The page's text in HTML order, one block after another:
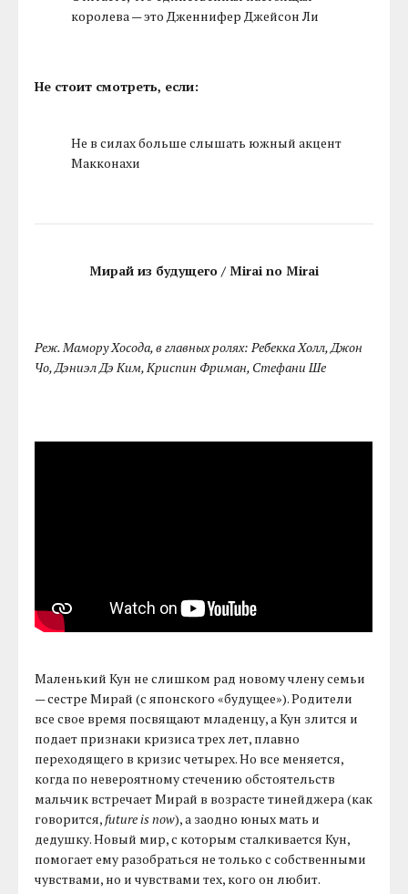
королева — это Дженнифер Джейсон Ли
Не стоит смотреть, если:
Не в силах больше слышать южный акцент
Макконахи
Мирай из будущего / Mirai no Mirai
Реж. Мамору Хосода, в главных ролях: Ребекка Холл, Джон
Чо, Дэниэл Дэ Ким, Криспин Фриман, Стефани Ше
Маленький Кун не слишком рад новому члену семьи
— сестре Мирай (с японского «будущее»). Родители
все свое время посвящают младенцу, а Кун злится и
подает признаки кризиса трех лет, плавно
переходящего в кризис четырех. Но все меняется,
когда по невероятному стечению обстоятельств
мальчик встречает Мирай в возрасте тинейджера (как
говорится,future is now), а заодно юных мать и
дедушку. Новый мир, с которым сталкивается Кун,
помогает ему разобраться не только с собственными
чувствами, но и чувствами тех, кого он любит.